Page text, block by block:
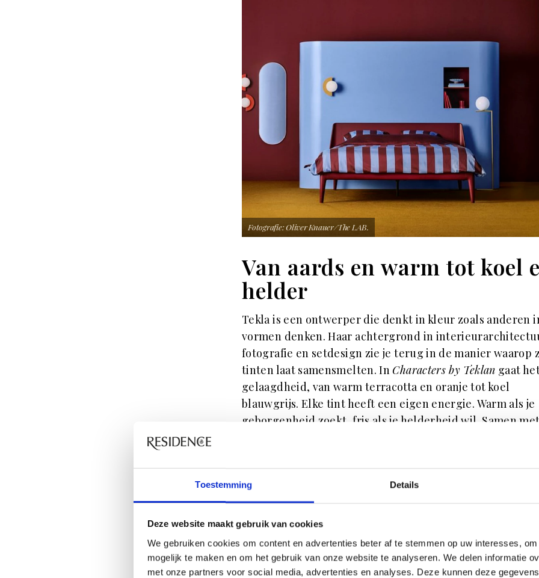
Toestemming Details
Deze website maakt gebruik van cookies
We gebruiken cookies om content en advertenties beter af te stemmen op uw interesses,
mogelijk te maken en om het gebruik van onze website te analyseren. We delen informatie
met onze partners voor social media, advertenties en analyses. Deze kunnen deze
Fotografie: Oliver Knauer/The LAB.
Van aards en warm tot koel
helder
Tekla is een ontwerper die denkt in kleur zoals anderen
vormen denken. Haar achtergrond in
fotografie en setdesign zie je terug in de manier waarop
tinten laat samensmelten. In Characters by Teklan gaat
gelaagdheid, van warm terracotta en oranje tot koel
blauwgrijs. Elke tint heeft een eigen energie. Warm als je
geborgenheid zoekt, fris als je helderheid wil. Samen
Kleuren die blijven
tijdloos zijn. Ze zijn niet bedacht voor één seizoen, maar
jaren mee te gaan. Tekla gelooft dat een kleur pas echt
als hij iets van jezelf weerspiegelt.